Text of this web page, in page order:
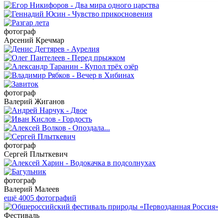
фотограф
Арсений Кречмар
фотограф
Валерий Жиганов
фотограф
Сергей Плыткевич
фотограф
Валерий Малеев
ещё 4005 фотографий
Фестиваль